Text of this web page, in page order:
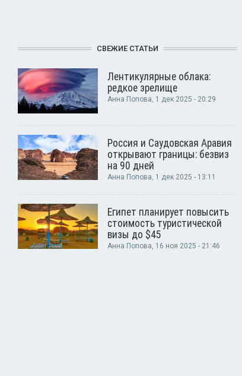
СВЕЖИЕ СТАТЬИ
Лентикулярные облака:
редкое зрелище
Анна Попова, 1 дек 2025 - 20:29
Россия и Саудовская Аравия
открывают границы: безвиз
на 90 дней
Анна Попова, 1 дек 2025 - 13:11
Египет планирует повысить
стоимость туристической
визы до $45
Анна Попова, 16 ноя 2025 - 21:46